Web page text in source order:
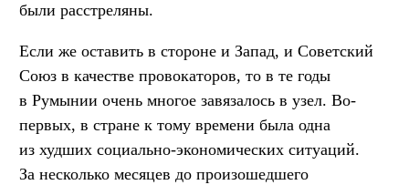
были расстреляны.
Если же оставить в стороне и Запад, и Советский
Союз в качестве провокаторов, то в те годы
в Румынии очень многое завязалось в узел. Во-
первых, в стране к тому времени была одна
из худших социально-экономических ситуаций.
За несколько месяцев до произошедшего